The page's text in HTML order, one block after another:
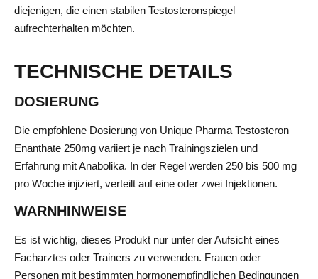
diejenigen, die einen stabilen Testosteronspiegel
aufrechterhalten möchten.
TECHNISCHE DETAILS
DOSIERUNG
Die empfohlene Dosierung von Unique Pharma Testosteron
Enanthate 250mg variiert je nach Trainingszielen und
Erfahrung mit Anabolika. In der Regel werden 250 bis 500 mg
pro Woche injiziert, verteilt auf eine oder zwei Injektionen.
WARNHINWEISE
Es ist wichtig, dieses Produkt nur unter der Aufsicht eines
Facharztes oder Trainers zu verwenden. Frauen oder
Personen mit bestimmten hormonempfindlichen Bedingungen